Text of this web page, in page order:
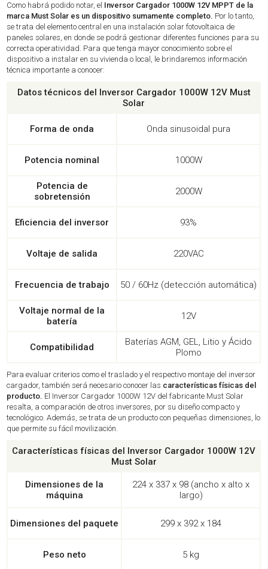
Como habrá podido notar, el Inversor Cargador 1000W 12V MPPT de la
marca Must Solar es un dispositivo sumamente completo. Por lo tanto,
se trata del elemento central en una instalación solar fotovoltaica de
paneles solares, en donde se podrá gestionar diferentes funciones para su
correcta operatividad. Para que tenga mayor conocimiento sobre el
dispositivo a instalar en su vivienda o local, le brindaremos información
técnica importante a conocer:
Datos técnicos del Inversor Cargador 1000W 12V Must
Solar
Forma de onda Onda sinusoidal pura
Potencia nominal 1000W
Potencia de
sobretensión
2000W
Eficiencia del inversor 93%
Voltaje de salida 220VAC
Frecuencia de trabajo 50 / 60Hz (detección automática)
Voltaje normal de la
batería
12V
Compatibilidad
Baterías AGM, GEL, Litio y Ácido
Plomo
Para evaluar criterios como el traslado y el respectivo montaje del inversor
cargador, también será necesario conocer las características físicas del
producto. El Inversor Cargador 1000W 12V del fabricante Must Solar
resalta, a comparación de otros inversores, por su diseño compacto y
tecnológico. Además, se trata de un producto con pequeñas dimensiones, lo
que permite su fácil movilización.
Características físicas del Inversor Cargador 1000W 12V
Must Solar
Dimensiones de la
máquina
224 x 337 x 98 (ancho x alto x
largo)
Dimensiones del paquete 299 x 392 x 184
Peso neto 5 kg